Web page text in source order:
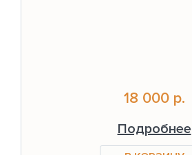
18 000 р.
Подробнее